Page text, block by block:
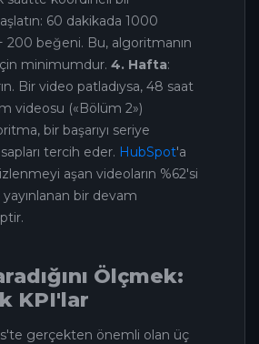
60 dakikada 1000
beğeni. Bu, algoritmanın
minimumdur. 4. Hafta:
Bir video patladıysa, 48 saat
videosu («Bölüm 2»)
bir başarıyı seriye
tercih eder. HubSpot'a
aşan videoların %62'si
bir devam
Ölçmek:
KPI'lar
gerçekten önemli olan üç